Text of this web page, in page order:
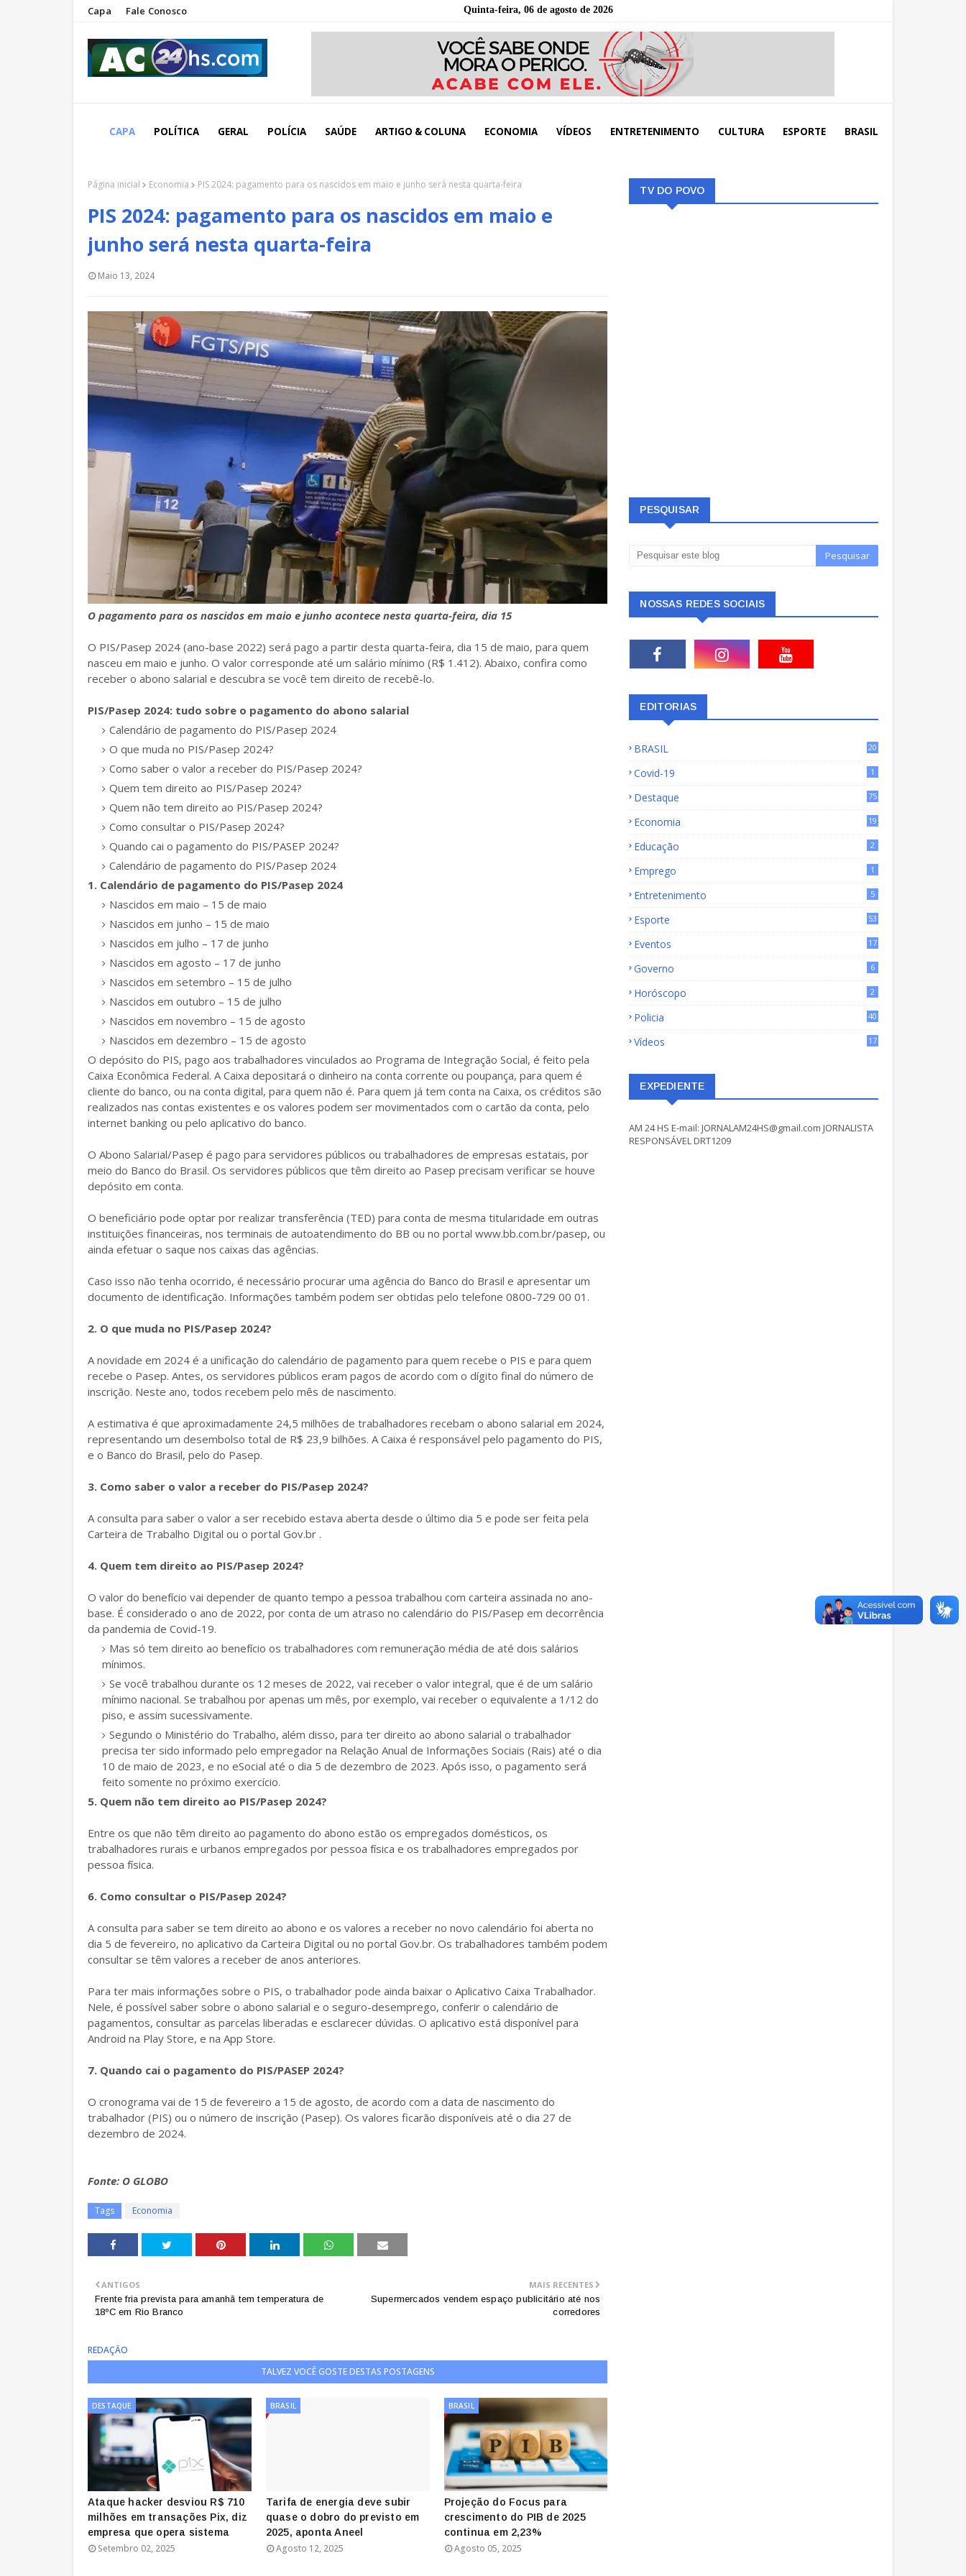
Capa Fale Conosco Quinta-feira, 06 de agosto de 2026
CAPA POLÍTICA GERAL POLÍCIA SAÚDE ARTIGO & COLUNA ECONOMIA VÍDEOS ENTRETENIMENTO CULTURA ESPORTE BRASIL
Página inicial Economia PIS 2024: pagamento para os nascidos em maio e junho será nesta quarta-feira
PIS 2024: pagamento para os nascidos em maio e
junho será nesta quarta-feira
Maio 13, 2024
O pagamento para os nascidos em maio e junho acontece nesta quarta-feira, dia 15
O PIS/Pasep 2024 (ano-base 2022) será pago a partir desta quarta-feira, dia 15 de maio, para quem
nasceu em maio e junho. O valor corresponde até um salário mínimo (R$ 1.412). Abaixo, confira como
receber o abono salarial e descubra se você tem direito de recebê-lo.
PIS/Pasep 2024: tudo sobre o pagamento do abono salarial
Calendário de pagamento do PIS/Pasep 2024
O que muda no PIS/Pasep 2024?
Como saber o valor a receber do PIS/Pasep 2024?
Quem tem direito ao PIS/Pasep 2024?
Quem não tem direito ao PIS/Pasep 2024?
Como consultar o PIS/Pasep 2024?
Quando cai o pagamento do PIS/PASEP 2024?
Calendário de pagamento do PIS/Pasep 2024
1. Calendário de pagamento do PIS/Pasep 2024
Nascidos em maio – 15 de maio
Nascidos em junho – 15 de maio
Nascidos em julho – 17 de junho
Nascidos em agosto – 17 de junho
Nascidos em setembro – 15 de julho
Nascidos em outubro – 15 de julho
Nascidos em novembro – 15 de agosto
Nascidos em dezembro – 15 de agosto
O depósito do PIS, pago aos trabalhadores vinculados ao Programa de Integração Social, é feito pela
Caixa Econômica Federal. A Caixa depositará o dinheiro na conta corrente ou poupança, para quem é
cliente do banco, ou na conta digital, para quem não é. Para quem já tem conta na Caixa, os créditos são
realizados nas contas existentes e os valores podem ser movimentados com o cartão da conta, pelo
internet banking ou pelo aplicativo do banco.
O Abono Salarial/Pasep é pago para servidores públicos ou trabalhadores de empresas estatais, por
meio do Banco do Brasil. Os servidores públicos que têm direito ao Pasep precisam verificar se houve
depósito em conta.
O beneficiário pode optar por realizar transferência (TED) para conta de mesma titularidade em outras
instituições financeiras, nos terminais de autoatendimento do BB ou no portal www.bb.com.br/pasep, ou
ainda efetuar o saque nos caixas das agências.
Caso isso não tenha ocorrido, é necessário procurar uma agência do Banco do Brasil e apresentar um
documento de identificação. Informações também podem ser obtidas pelo telefone 0800-729 00 01.
2. O que muda no PIS/Pasep 2024?
A novidade em 2024 é a unificação do calendário de pagamento para quem recebe o PIS e para quem
recebe o Pasep. Antes, os servidores públicos eram pagos de acordo com o dígito final do número de
inscrição. Neste ano, todos recebem pelo mês de nascimento.
A estimativa é que aproximadamente 24,5 milhões de trabalhadores recebam o abono salarial em 2024,
representando um desembolso total de R$ 23,9 bilhões. A Caixa é responsável pelo pagamento do PIS,
e o Banco do Brasil, pelo do Pasep.
3. Como saber o valor a receber do PIS/Pasep 2024?
A consulta para saber o valor a ser recebido estava aberta desde o último dia 5 e pode ser feita pela
Carteira de Trabalho Digital ou o portal Gov.br .
4. Quem tem direito ao PIS/Pasep 2024?
O valor do benefício vai depender de quanto tempo a pessoa trabalhou com carteira assinada no ano-
base. É considerado o ano de 2022, por conta de um atraso no calendário do PIS/Pasep em decorrência
da pandemia de Covid-19.
Mas só tem direito ao benefício os trabalhadores com remuneração média de até dois salários
mínimos.
Se você trabalhou durante os 12 meses de 2022, vai receber o valor integral, que é de um salário
mínimo nacional. Se trabalhou por apenas um mês, por exemplo, vai receber o equivalente a 1/12 do
piso, e assim sucessivamente.
Segundo o Ministério do Trabalho, além disso, para ter direito ao abono salarial o trabalhador
precisa ter sido informado pelo empregador na Relação Anual de Informações Sociais (Rais) até o dia
10 de maio de 2023, e no eSocial até o dia 5 de dezembro de 2023. Após isso, o pagamento será
feito somente no próximo exercício.
5. Quem não tem direito ao PIS/Pasep 2024?
Entre os que não têm direito ao pagamento do abono estão os empregados domésticos, os
trabalhadores rurais e urbanos empregados por pessoa física e os trabalhadores empregados por
pessoa física.
6. Como consultar o PIS/Pasep 2024?
A consulta para saber se tem direito ao abono e os valores a receber no novo calendário foi aberta no
dia 5 de fevereiro, no aplicativo da Carteira Digital ou no portal Gov.br. Os trabalhadores também podem
consultar se têm valores a receber de anos anteriores.
Para ter mais informações sobre o PIS, o trabalhador pode ainda baixar o Aplicativo Caixa Trabalhador.
Nele, é possível saber sobre o abono salarial e o seguro-desemprego, conferir o calendário de
pagamentos, consultar as parcelas liberadas e esclarecer dúvidas. O aplicativo está disponível para
Android na Play Store, e na App Store.
7. Quando cai o pagamento do PIS/PASEP 2024?
O cronograma vai de 15 de fevereiro a 15 de agosto, de acordo com a data de nascimento do
trabalhador (PIS) ou o número de inscrição (Pasep). Os valores ficarão disponíveis até o dia 27 de
dezembro de 2024.
Fonte: O GLOBO
Tags Economia
MAIS RECENTES
Supermercados vendem espaço publicitário até nos
corredores
ANTIGOS
Frente fria prevista para amanhã tem temperatura de
18ºC em Rio Branco
REDAÇÃO
TALVEZ VOCÊ GOSTE DESTAS POSTAGENS
DESTAQUE
Ataque hacker desviou R$ 710
milhões em transações Pix, diz
empresa que opera sistema
Setembro 02, 2025
BRASIL
Tarifa de energia deve subir
quase o dobro do previsto em
2025, aponta Aneel
Agosto 12, 2025
BRASIL
Projeção do Focus para
crescimento do PIB de 2025
continua em 2,23%
Agosto 05, 2025
TV DO POVO
PESQUISAR
NOSSAS REDES SOCIAIS
EDITORIAS
BRASIL
20
Covid-19 1
Destaque
75
Economia
19
Educação 2
Emprego 1
Entretenimento 5
Esporte 53
Eventos 17
Governo 6
Horóscopo 2
Policia 40
Vídeos 17
EXPEDIENTE
AM 24 HS E-mail: JORNALAM24HS@gmail.com JORNALISTA
RESPONSÁVEL DRT1209